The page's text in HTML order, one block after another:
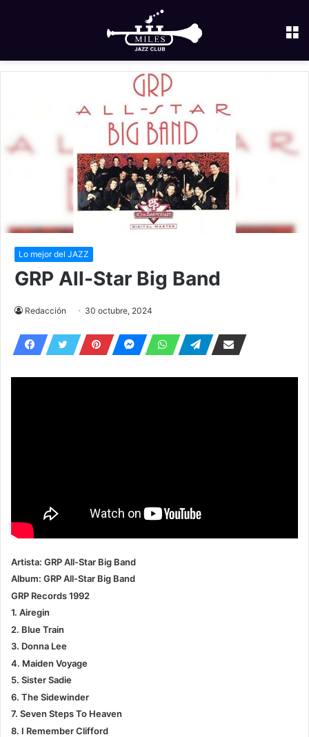
Lo mejor del JAZZ
GRP All-Star Big Band
Redacción 30 octubre, 2024
Artista: GRP All-Star Big Band
Album: GRP All-Star Big Band
GRP Records 1992
1. Airegin
2. Blue Train
3. Donna Lee
4. Maiden Voyage
5. Sister Sadie
6. The Sidewinder
7. Seven Steps To Heaven
8. I Remember Clifford